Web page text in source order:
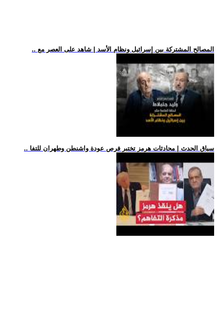
.. المصالح المشتركة بين إسرائيل ونظام الأسد | شاهد على العصر مع
.. سياق الحدث | محادثات هرمز تختبر فرص عودة واشنطن وطهران للتفا